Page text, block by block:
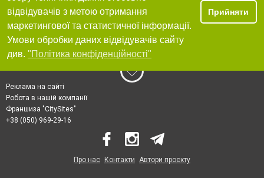
відвідувачів з метою отримання
маркетингової та статистичної інформації.
Умови обробки даних відвідувачів сайту
див. "Політика конфіденційності"
Прийняти
Реклама на сайті
Робота в нашій компанії
Франшиза "CitySites"
+38 (050) 969-29-16
Про нас Контакти Автори проєкту